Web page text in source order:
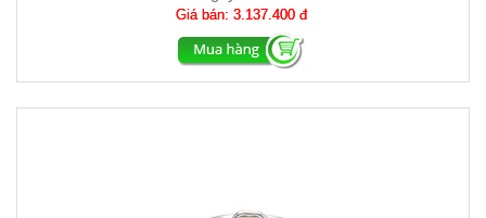
Giá bán: 3.137.400 đ